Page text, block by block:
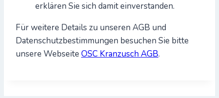
erklären Sie sich damit einverstanden.
Für weitere Details zu unseren AGB und
Datenschutzbestimmungen besuchen Sie bitte
unsere Webseite OSC Kranzusch AGB.